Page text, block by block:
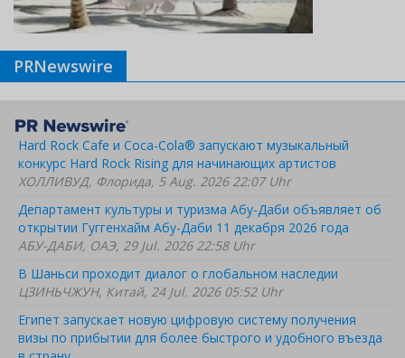
PRNewswire
Hard Rock Cafe и Coca-Cola® запускают музыкальный
конкурс Hard Rock Rising для начинающих артистов
ХОЛЛИВУД, Флорида, 5 Aug. 2026 22:07 Uhr
Департамент культуры и туризма Абу-Даби объявляет об
открытии Гуггенхайм Абу-Даби 11 декабря 2026 года
АБУ-ДАБИ, ОАЭ, 29 Jul. 2026 22:58 Uhr
В Шаньси проходит диалог о глобальном наследии
ЦЗИНЬЧЖУН, Китай, 24 Jul. 2026 05:52 Uhr
Египет запускает новую цифровую систему получения
визы по прибытии для более быстрого и удобного въезда